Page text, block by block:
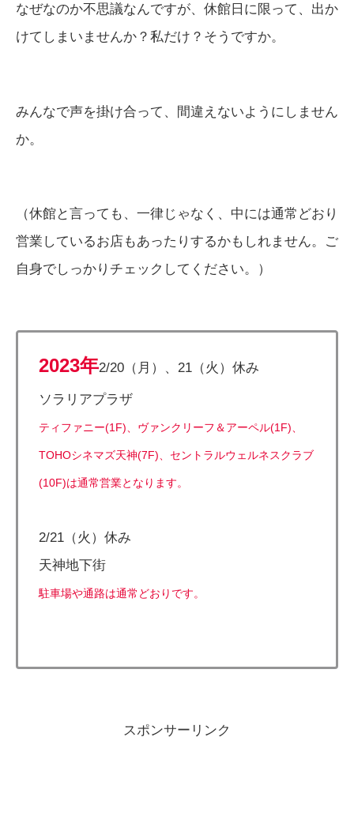
なぜなのか不思議なんですが、休館日に限って、出か
けてしまいませんか？私だけ？そうですか。
みんなで声を掛け合って、間違えないようにしません
か。
（休館と言っても、一律じゃなく、中には通常どおり
営業しているお店もあったりするかもしれません。ご
自身でしっかりチェックしてください。）
2023年2/20（月）、21（火）休み
ソラリアプラザ
ティファニー(1F)、ヴァンクリーフ＆アーペル(1F)、
TOHOシネマズ天神(7F)、セントラルウェルネスクラブ
(10F)は通常営業となります。
2/21（火）休み
天神地下街
駐車場や通路は通常どおりです。
スポンサーリンク